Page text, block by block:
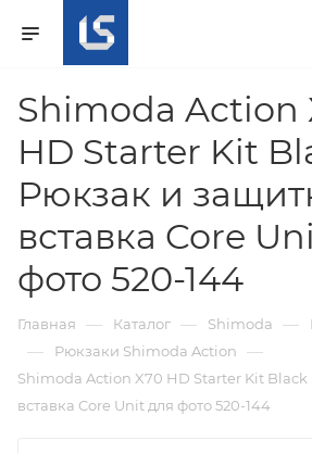
Shimoda Action
HD Starter Kit
Рюкзак и
вставка Core
фото 520-144
Главная — Каталог — Shimoda —
— Рюкзаки Shimoda Action —
Shimoda Action X70 HD Starter Kit
вставка Core Unit для фото 520-144